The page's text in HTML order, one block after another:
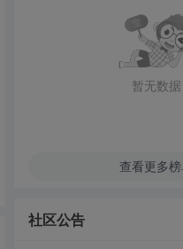
暂无数据
查看更多
社区公告